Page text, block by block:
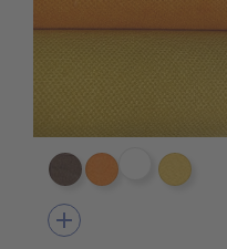
ES1802 MARRON
ES1804ES1809
add